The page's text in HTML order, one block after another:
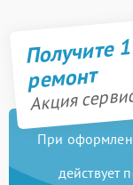
Получите
ремонт
Акция
При
действует